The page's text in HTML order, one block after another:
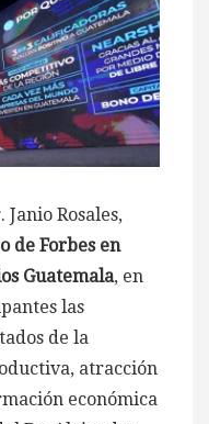
Rosales,
de Forbes en
Guatemala, en
las
de la
atracción
económica